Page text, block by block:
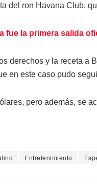
del ron Havana Club,
fue la primera salida
derechos y la receta a
en este caso pudo
pero además, se
Entretenimiento